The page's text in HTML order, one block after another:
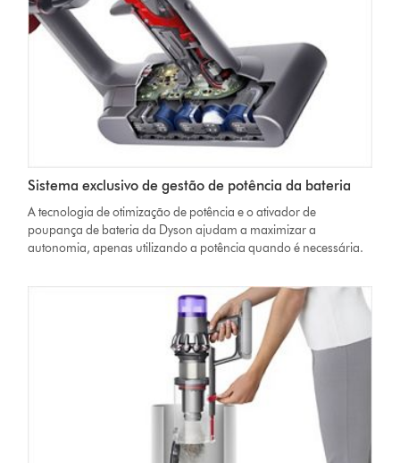
Sistema exclusivo de gestão de potência da bateria
A tecnologia de otimização de potência e o ativador de
poupança de bateria da Dyson ajudam a maximizar a
autonomia, apenas utilizando a potência quando é necessária.